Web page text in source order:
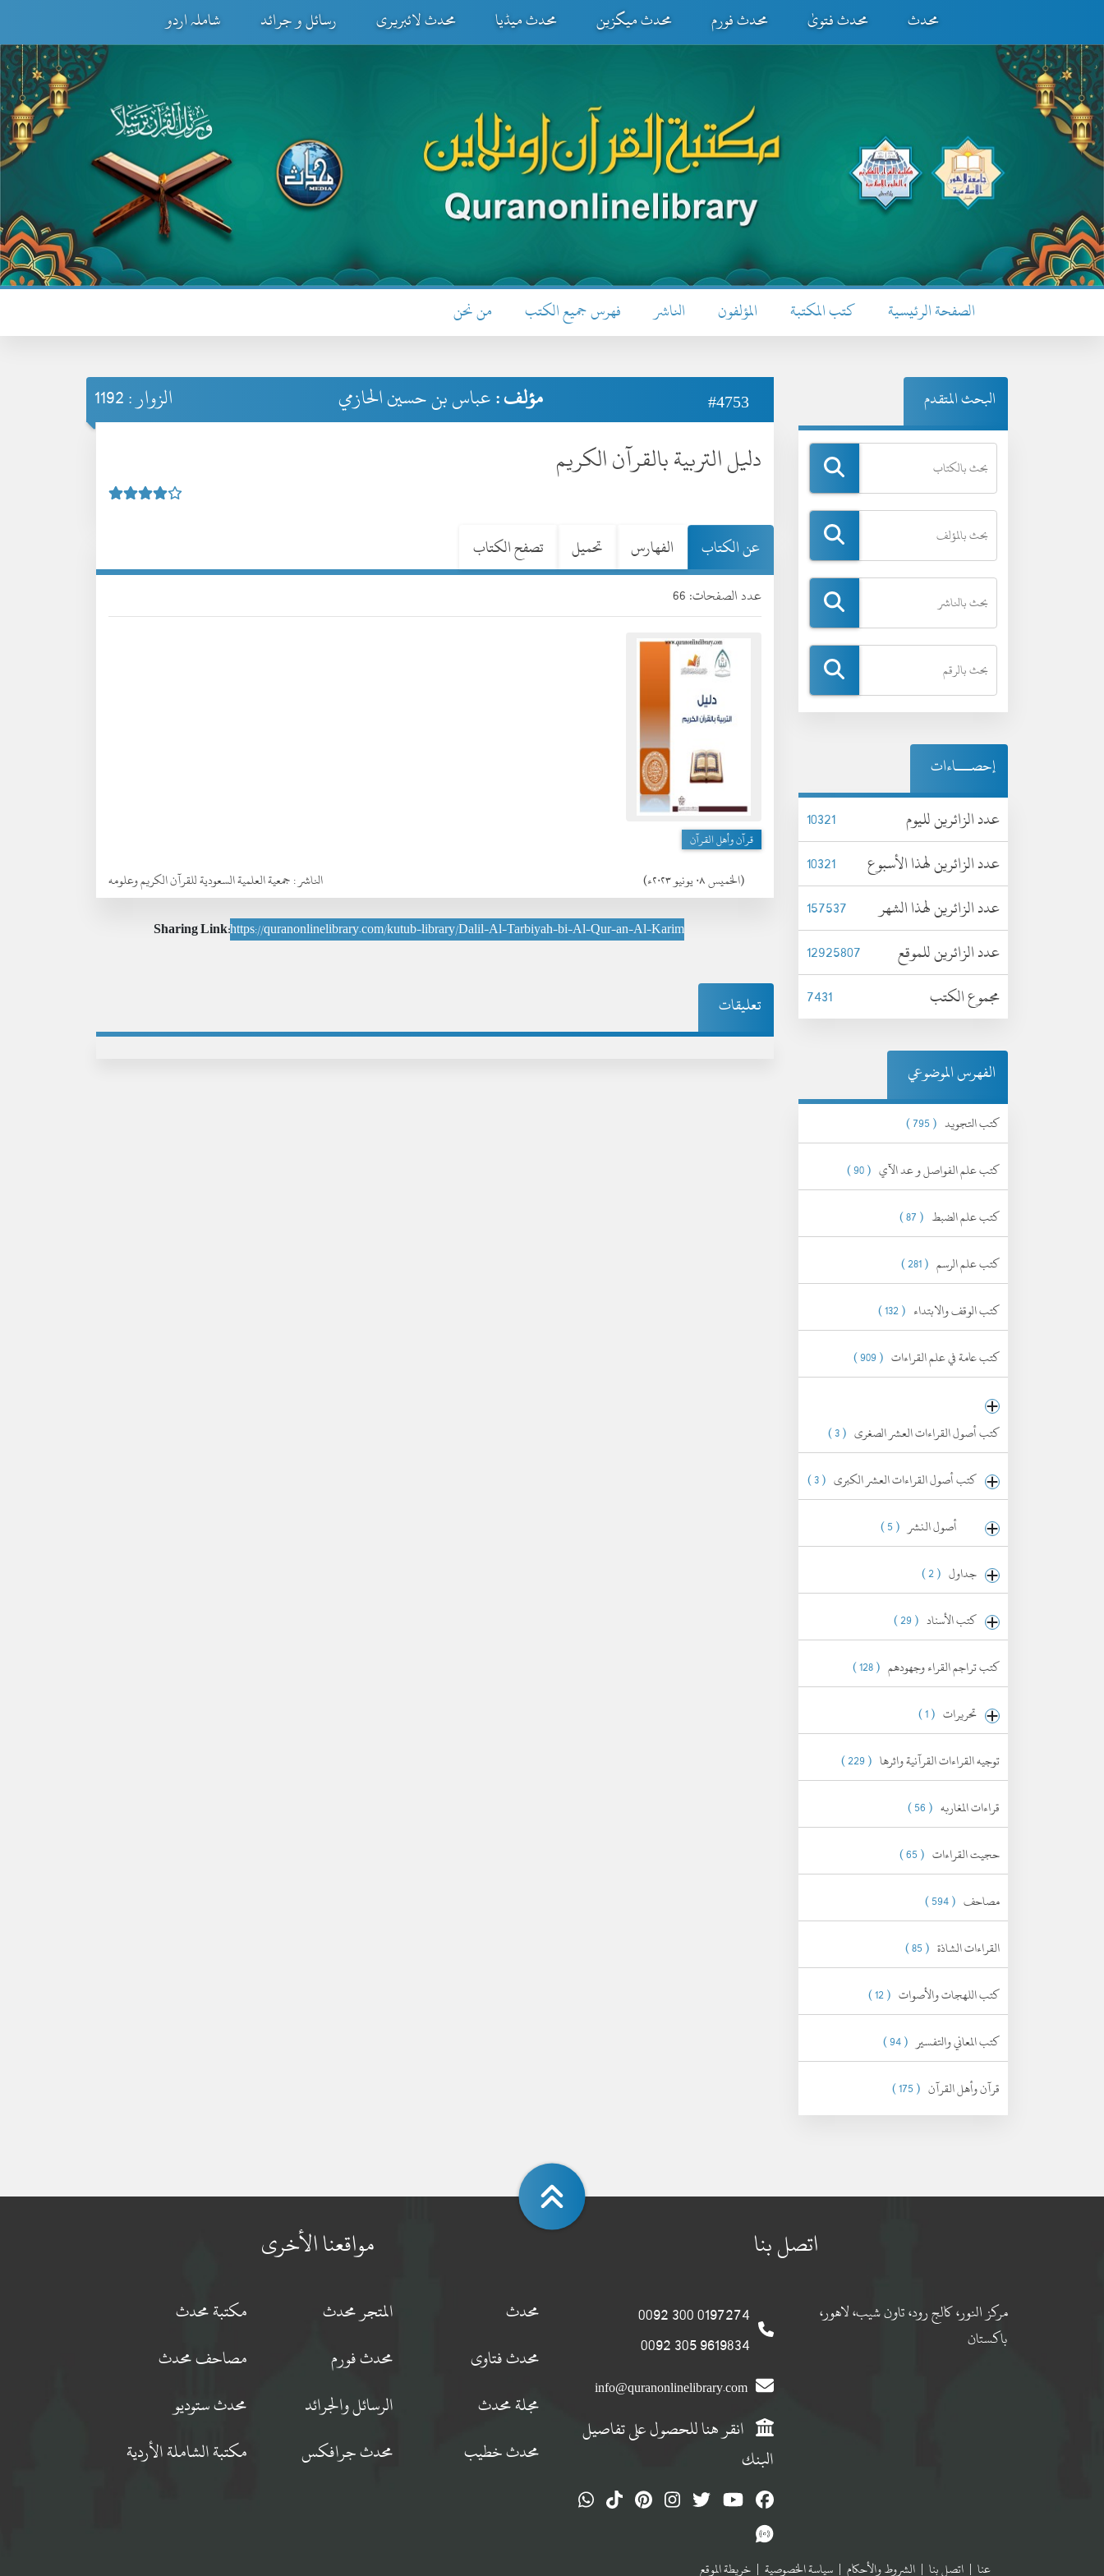
محدث محدث فتویٰ محدث فورم محدث میگزین محدث میڈیا محدث لائبریری رسائل و جرائد شاملہ اردو
الصفحة الرئيسية كتب المكتبة المؤلفون الناشر فهرس جميع الكتب من نحن
#4753 مؤلف :عباس بن حسين الحازمي الزوار : 1192
دليل التربية بالقرآن الكريم
عن الكتاب الفهارس تحميل تصفح الكتاب
عدد الصفحات: 66
(الخميس ٠٨ يونيو ٢٠٢٣ء) الناشر :جمعية العلمية السعودية للقرآن الكريم وعلومه
قرآن وأهل القرآن
Sharing Link:https://quranonlinelibrary.com/kutub-library/Dalil-Al-Tarbiyah-bi-Al-Qur-an-Al-Karim
تعليقات
البحث المتقدم
إحصـــاءات
عدد الزائرين لليوم
10321
عدد الزائرين لهذا الأسبوع
10321
عدد الزائرين لهذا الشهر
157537
عدد الزائرين للموقع
12925807
مجموع الكتب
7431
الفهرس الموضوعي
كتب التجويد ( 795 )
كتب علم الفواصل و عد الآي ( 90 )
كتب علم الضبط ( 87 )
كتب علم الرسم ( 281 )
كتب الوقف والابتداء ( 132 )
كتب عامة في علم القراءات ( 909 )
كتب أصول القراءات العشر الصغرى ( 3 )
كتب أصول القراءات العشر الكبرى ( 3 )
أصول النشر ( 5 )
جداول ( 2 )
كتب الأسناد ( 29 )
كتب تراجم القراء وجهودهم ( 128 )
تحريرات ( 1 )
توجيه القراءات القرآنية واثرها ( 229 )
قراءات المغاربه ( 56 )
حجيت القراءات ( 65 )
مصاحف ( 594 )
القراءات الشاذة ( 85 )
كتب اللهجات والأصوات ( 12 )
كتب المعاني والتفسير ( 94 )
قرآن وأهل القرآن ( 175 )
اتصل بنا
مركز النور، كالج رود، تاون شيب، لاهور،
باكستان
0197274 300 0092
9619834 305 0092
info@quranonlinelibrary.com
انقر هنا للحصول على تفاصيل
البنك
مواقعنا الأخرى
محدث المتجر محدث
مكتبة محدث
محدث فتاوى
محدث فورم
مصاحف محدث
مجلة محدث
الرسائل والجرائد
محدث ستوديو
محدث خطيب
محدث جرافكس مكتبة الشاملة الأردية
عنا | اتصل بنا | الشروط والأحكام | سياسة الخصوصية | خريطة الموقع